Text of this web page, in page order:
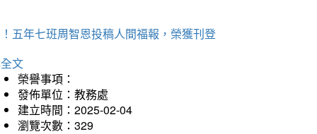
五年七班周智恩投稿人間福報，榮獲刊登
文
榮譽事項：
發佈單位：教務處
建立時間：2025-02-04
瀏覽次數：329